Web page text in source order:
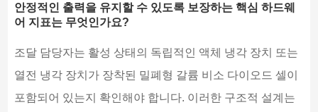
안정적인 출력을 유지할 수 있도록 보장하는 핵심 하드웨
어 지표는 무엇인가요?
조달 담당자는 활성 상태의 독립적인 액체 냉각 장치 또는
열전 냉각 장치가 장착된 밀폐형 갈륨 비소 다이오드 셀이
포함되어 있는지 확인해야 합니다. 이러한 구조적 설계는